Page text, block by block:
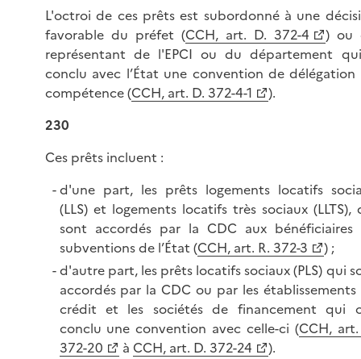
L'octroi de ces prêts est subordonné à une
favorable du préfet (CCH, art. D. 372-4
) ou
représentant de l'EPCI ou du département
conclu avec l’État une convention de délégation
compétence (CCH, art. D. 372-4-1
).
230
Ces prêts incluent :
d'une part, les prêts logements locatifs
(LLS) et logements locatifs très sociaux (LLTS),
sont accordés par la CDC aux bénéficiaires
subventions de l’État (CCH, art. R. 372-3
) ;
d'autre part, les prêts locatifs sociaux (PLS) qui
accordés par la CDC ou par les établissements
crédit et les sociétés de financement qui
conclu une convention avec celle-ci (CCH,
372-20
à CCH, art. D. 372-24 ).